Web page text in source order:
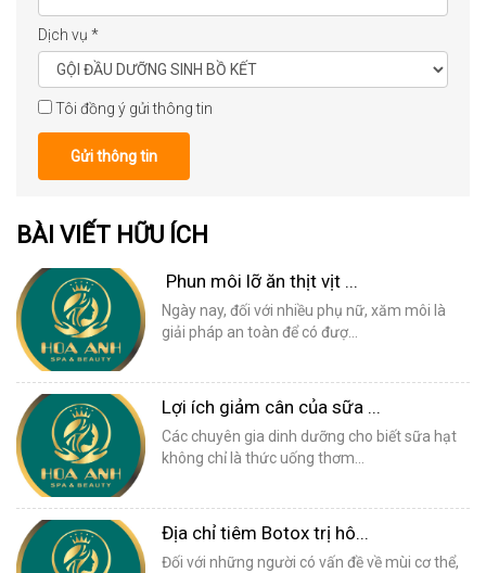
Dịch vụ *
Tôi đồng ý gửi thông tin
Gửi thông tin
BÀI VIẾT HỮU ÍCH
Phun môi lỡ ăn thịt vịt ...
Ngày nay, đối với nhiều phụ nữ, xăm môi là
giải pháp an toàn để có đượ...
Lợi ích giảm cân của sữa ...
Các chuyên gia dinh dưỡng cho biết sữa hạt
không chỉ là thức uống thơm...
Địa chỉ tiêm Botox trị hô...
Đối với những người có vấn đề về mùi cơ thể,